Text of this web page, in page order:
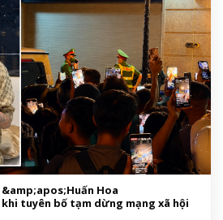
Hoa
tuyên bố tạm dừng mạng xã hội